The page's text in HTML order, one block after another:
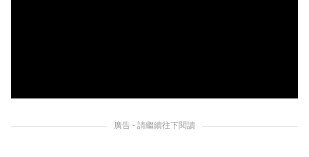
廣告 - 請繼續往下閱讀